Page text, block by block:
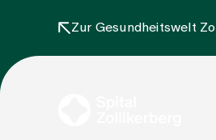
Zur Gesundheitswelt